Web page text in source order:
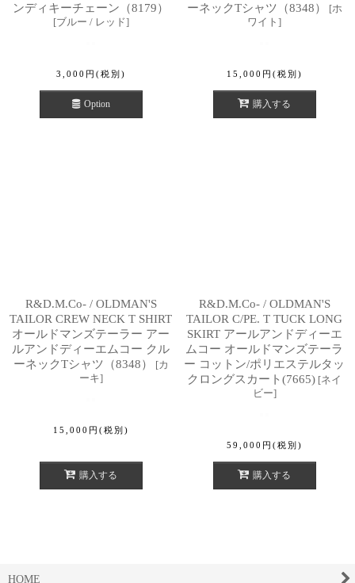
ンディキーチェーン（8179）
[ブルー / レッド]
3,000 円 (税別)
Option
ーネックTシャツ（8348）
[ホ
ワイト ]
15,000 円 (税別)
購入する
R&D.M.Co- / OLDMAN'S
TAILOR CREW NECK T SHIRT
オールドマンズテーラー アー
ルアンドディーエムコー クル
ーネックTシャツ（8348）
[カ
ーキ]
15,000 円 (税別)
購入する
R&D.M.Co- / OLDMAN'S
TAILOR C/PE. T TUCK LONG
SKIRT アールアンドディーエ
ムコー オールドマンズテーラ
ー コットン/ポリエステルタッ
クロングスカート(7665) [ネイ
ビー]
59,000 円 (税別)
購入する
HOME